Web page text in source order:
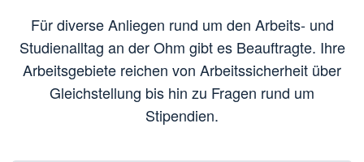
Für diverse Anliegen rund um den Arbeits- und
Studienalltag an der Ohm gibt es Beauftragte. Ihre
Arbeitsgebiete reichen von Arbeitssicherheit über
Gleichstellung bis hin zu Fragen rund um
Stipendien.